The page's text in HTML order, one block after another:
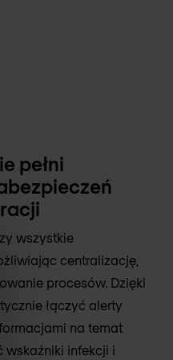
pełni
wszystkie
centralizację,
procesów. Dzięki
łączyć alerty
na temat
wskaźniki infekcji i